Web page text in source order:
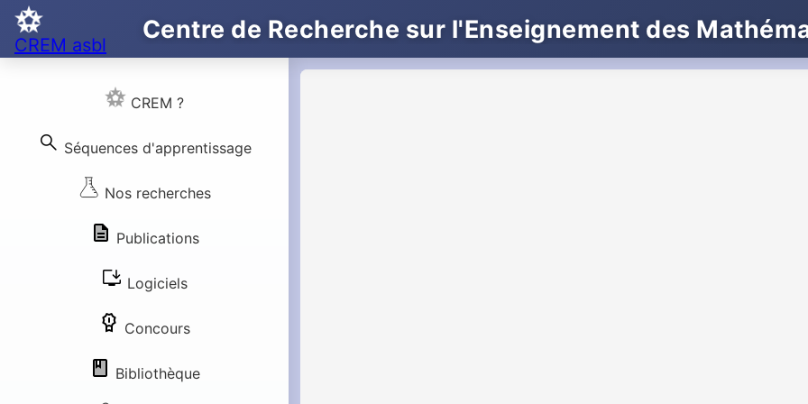
CREM asbl
Centre de Recherche sur l'Enseignement des
CREM ?
search Séquences d'apprentissage
Nos recherches
Publications
install_desktop Logiciels
Concours
Bibliothèque